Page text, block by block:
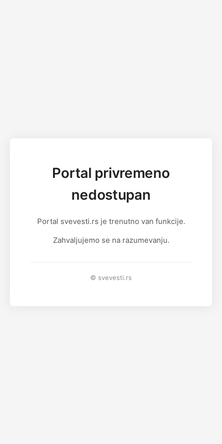
Portal privremeno
nedostupan
Portal svevesti.rs je trenutno van funkcije.
Zahvaljujemo se na razumevanju.
© svevesti.rs